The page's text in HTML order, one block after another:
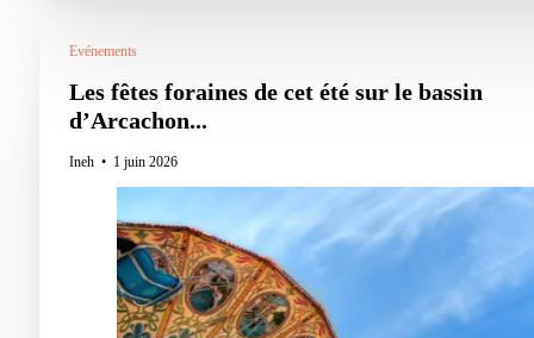
Evénements
Les fêtes foraines de cet été sur le bassin
d’Arcachon...
Ineh 1 juin 2026